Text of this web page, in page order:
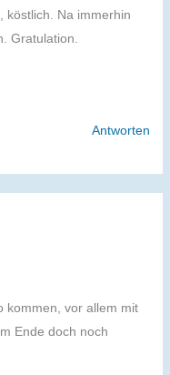
köstlich. Na immerhin
Gratulation.
Antworten
kommen, vor allem mit
Ende doch noch